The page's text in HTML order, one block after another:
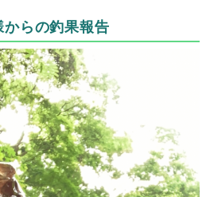
からの釣果報告